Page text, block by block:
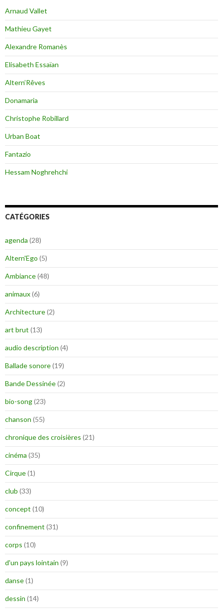
Arnaud Vallet
Mathieu Gayet
Alexandre Romanès
Elisabeth Essaïan
Altern’Rêves
Donamaria
Christophe Robillard
Urban Boat
Fantazio
Hessam Noghrehchi
CATÉGORIES
agenda (28)
Altern'Ego (5)
Ambiance(48)
animaux(6)
Architecture(2)
art brut (13)
audio description (4)
Ballade sonore(19)
Bande Dessinée(2)
bio-song(23)
chanson (55)
chronique des croisières (21)
cinéma (35)
Cirque(1)
club (33)
concept (10)
confinement (31)
corps (10)
d'un pays lointain (9)
danse(1)
dessin (14)